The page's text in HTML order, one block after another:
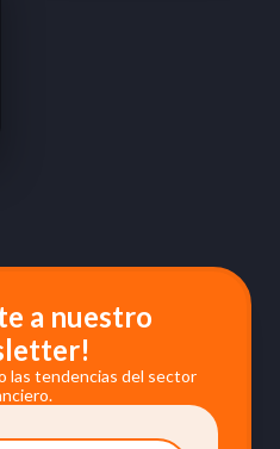
a nuestro
las tendencias del sector